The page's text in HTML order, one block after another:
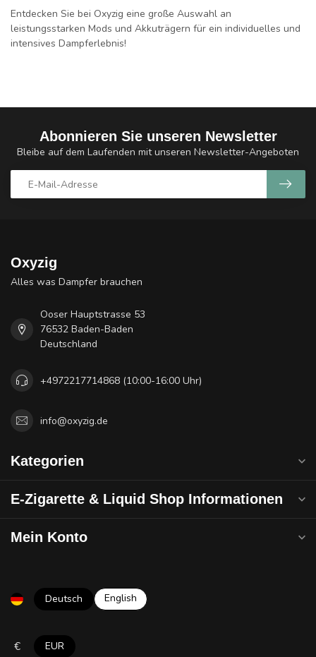
Entdecken Sie bei Oxyzig eine große Auswahl an
leistungsstarken Mods und Akkuträgern für ein individuelles und
intensives Dampferlebnis!
Abonnieren Sie unseren Newsletter
Bleibe auf dem Laufenden mit unseren Newsletter-Angeboten
Oxyzig
Alles was Dampfer brauchen
Ooser Hauptstrasse 53
76532 Baden-Baden
Deutschland
+4972217714868 (10:00-16:00 Uhr)
info@oxyzig.de
Kategorien
E-Zigarette & Liquid Shop Informationen
Mein Konto
Deutsch English
€ EUR